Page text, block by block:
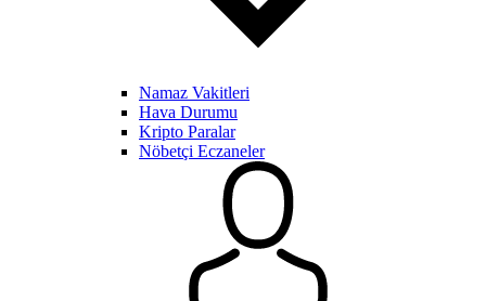
Namaz Vakitleri
Hava Durumu
Kripto Paralar
Nöbetçi Eczaneler